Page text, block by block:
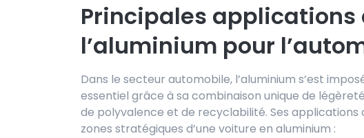
Principales applications
l’aluminium pour
Dans le secteur automobile, l’aluminium s’est
essentiel grâce à sa combinaison unique de
de polyvalence et de recyclabilité. Ses
zones stratégiques d’une voiture en aluminium :